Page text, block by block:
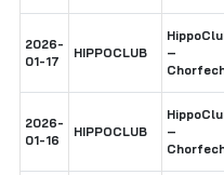
2026-
01-17
HIPPOCLUB
–
2026-
01-16
HIPPOCLUB
–